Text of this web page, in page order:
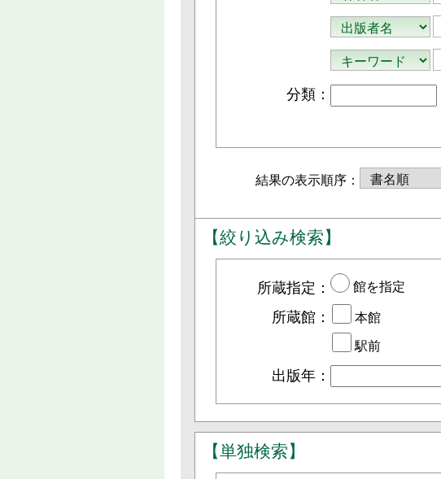
分類：
結果の表示順序：
【絞り込み検索】
所蔵指定： 館を指定
所蔵館： 本館
駅前
出版年：
【単独検索】